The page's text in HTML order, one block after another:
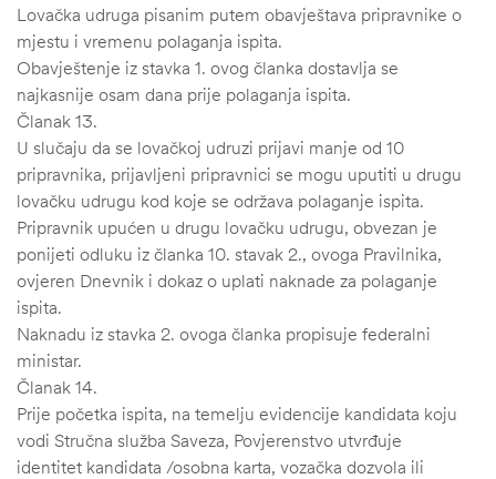
Lovačka udruga pisanim putem obavještava pripravnike o
mjestu i vremenu polaganja ispita.
Obavještenje iz stavka 1. ovog članka dostavlja se
najkasnije osam dana prije polaganja ispita.
Članak 13.
U slučaju da se lovačkoj udruzi prijavi manje od 10
pripravnika, prijavljeni pripravnici se mogu uputiti u drugu
lovačku udrugu kod koje se održava polaganje ispita.
Pripravnik upućen u drugu lovačku udrugu, obvezan je
ponijeti odluku iz članka 10. stavak 2., ovoga Pravilnika,
ovjeren Dnevnik i dokaz o uplati naknade za polaganje
ispita.
Naknadu iz stavka 2. ovoga članka propisuje federalni
ministar.
Članak 14.
Prije početka ispita, na temelju evidencije kandidata koju
vodi Stručna služba Saveza, Povjerenstvo utvrđuje
identitet kandidata /osobna karta, vozačka dozvola ili